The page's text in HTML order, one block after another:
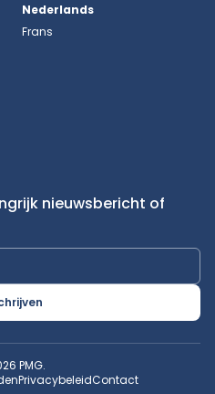
Nederlands
Frans
nieuwsbericht of
PMG.
PrivacybeleidContact